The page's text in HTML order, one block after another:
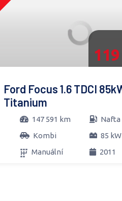
Ford Focus 1.6 TDCI
Titanium
147 591 km
Nafta
Kombi
85 kW
Manuální
2011